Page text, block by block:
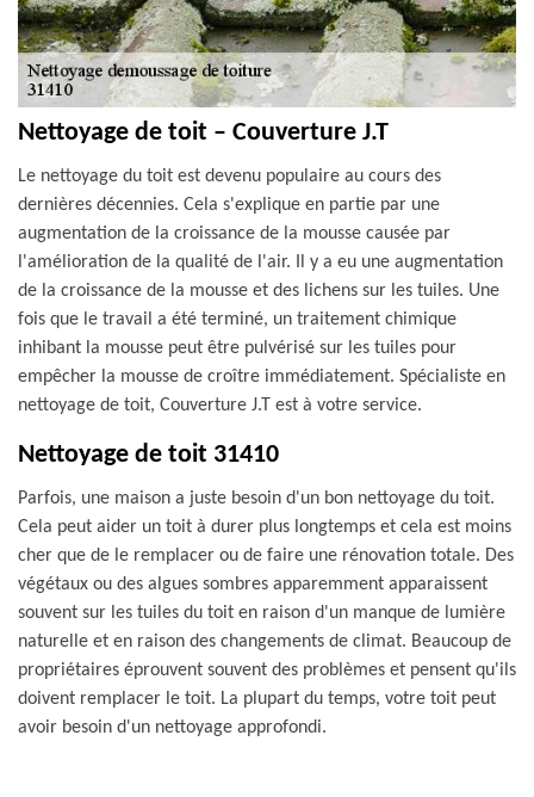
Nettoyage de toit – Couverture J.T
Le nettoyage du toit est devenu populaire au cours des
dernières décennies. Cela s'explique en partie par une
augmentation de la croissance de la mousse causée par
l'amélioration de la qualité de l'air. Il y a eu une augmentation
de la croissance de la mousse et des lichens sur les tuiles. Une
fois que le travail a été terminé, un traitement chimique
inhibant la mousse peut être pulvérisé sur les tuiles pour
empêcher la mousse de croître immédiatement. Spécialiste en
nettoyage de toit, Couverture J.T est à votre service.
Nettoyage de toit 31410
Parfois, une maison a juste besoin d'un bon nettoyage du toit.
Cela peut aider un toit à durer plus longtemps et cela est moins
cher que de le remplacer ou de faire une rénovation totale. Des
végétaux ou des algues sombres apparemment apparaissent
souvent sur les tuiles du toit en raison d'un manque de lumière
naturelle et en raison des changements de climat. Beaucoup de
propriétaires éprouvent souvent des problèmes et pensent qu'ils
doivent remplacer le toit. La plupart du temps, votre toit peut
avoir besoin d'un nettoyage approfondi.